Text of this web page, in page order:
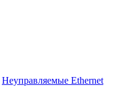
Неуправляемые Ethernet